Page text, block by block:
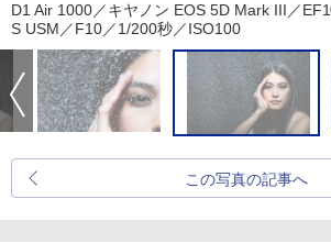
D1 Air 1000／キヤノン EOS 5D Mark III／
S USM／F10／1/200秒／ISO100
この写真の記事へ